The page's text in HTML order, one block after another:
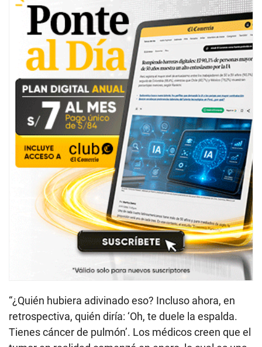
“¿Quién hubiera adivinado eso? Incluso ahora, en
retrospectiva, quién diría: ‘Oh, te duele la espalda.
Tienes cáncer de pulmón’. Los médicos creen que el